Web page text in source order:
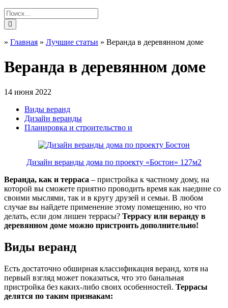
» Главная » Лучшие статьи » Веранда в деревянном доме
Веранда в деревянном доме
14 июня 2022
Виды веранд
Дизайн веранды
Планировка и строительство и
Дизайн веранды дома по проекту «Бостон» 127м2
Веранда, как и терраса – пристройка к частному дому, на
которой вы сможете приятно проводить время как наедине со
своими мыслями, так и в кругу друзей и семьи. В любом
случае вы найдете применение этому помещению, но что
делать, если дом лишен террасы? Террасу или веранду в
деревянном доме можно пристроить дополнительно!
Виды веранд
Есть достаточно обширная классификация веранд, хотя на
первый взгляд может показаться, что это банальная
пристройка без каких-либо своих особенностей. Террасы
делятся по таким признакам: